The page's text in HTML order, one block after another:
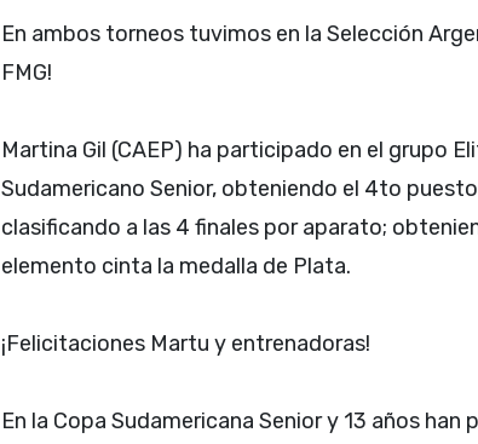
En ambos torneos tuvimos en la Selección
FMG!
Martina Gil (CAEP) ha participado en el grupo
Sudamericano Senior, obteniendo el 4to
clasificando a las 4 finales por aparato;
elemento cinta la medalla de Plata.
¡Felicitaciones Martu y entrenadoras!
En la Copa Sudamericana Senior y 13 años